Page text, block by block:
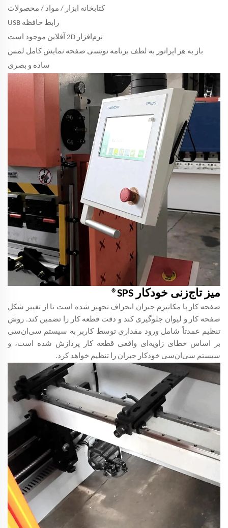
کتابخانه ابزار / مواد / محصولات
رابط حافظه USB
نرم‌افزار 2D آفلاین موجود است
باز به هر اپراتور به لطف برنامه نویسی صفحه نمایش کامل لمس
ساده و بصری
میز تاج‌زنی خودکار SPS®
صفحه کار با مکانیزم جبران انحراف تجهیز شده است تا از تغییر شکل
صفحه کار و لیوان جلوگیری کند و دقت قطعه کار را تضمین کند. روش
تنظیم عمدتاً شامل ورود مقداری توسط کاربر به سیستم سی‌ان‌سی
بر اساس خطای زاویه‌ای واقعی قطعه کار پردازش شده است، و
سیستم سی‌ان‌سی خودکار جبران را تنظیم خواهد کرد.